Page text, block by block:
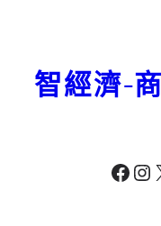
Facebook Instagram
智經濟-